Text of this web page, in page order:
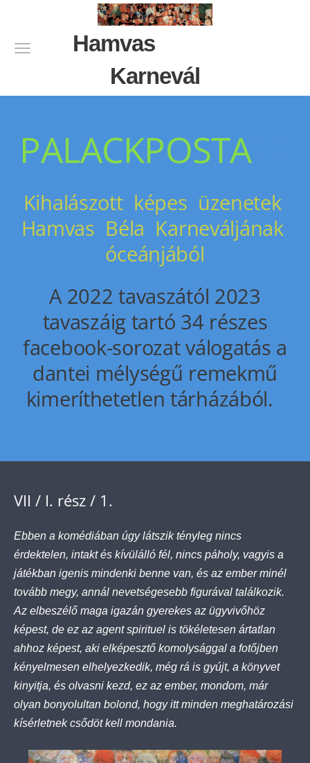
Hamvas
Karnevál
PALACKPOSTA22
Kihalászott képes üzenetek
Hamvas Béla Karneváljának
óceánjából
A 2022 tavaszától 2023
tavaszáig tartó 34 részes
facebook-sorozat válogatás a
dantei mélységű remekmű
kimeríthetetlen tárházából.
VII / I. rész / 1.
Ebben a komédiában úgy látszik tényleg nincs
érdektelen, intakt és kívülálló fél, nincs páholy, vagyis a
játékban igenis mindenki benne van, és az ember minél
tovább megy, annál nevetségesebb figurával találkozik.
Az elbeszélő maga igazán gyerekes az ügyvivőhöz
képest, de ez az agent spirituel is tökéletesen ártatlan
ahhoz képest, aki elképesztő komolysággal a fotőjben
kényelmesen elhelyezkedik, még rá is gyújt, a könyvet
kinyitja, és olvasni kezd, ez az ember, mondom, már
olyan bonyolultan bolond, hogy itt minden meghatározási
kísérletnek csődöt kell mondania.